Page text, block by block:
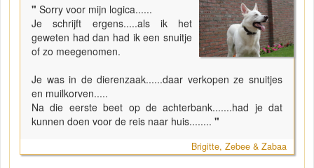
" Sorry voor mijn logica......
Je schrijft ergens.....als ik het
geweten had dan had ik een snuitje
of zo meegenomen.
Je was in de dierenzaak......daar verkopen ze snuitjes
en muilkorven.....
Na die eerste beet op de achterbank.......had je dat
kunnen doen voor de reis naar huis........ "
Brigitte, Zebee & Zabaa